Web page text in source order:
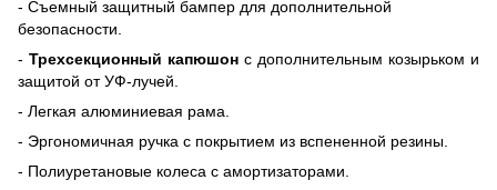
- Съемный защитный бампер для дополнительной
безопасности.
- Трехсекционный капюшон с дополнительным козырьком и
защитой от УФ-лучей.
- Легкая алюминиевая рама.
- Эргономичная ручка с покрытием из вспененной резины.
- Полиуретановые колеса с амортизаторами.